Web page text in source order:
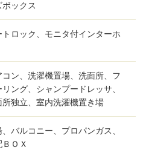
ボックス
トロック、モニタ付インターホ
コン、洗濯機置場、洗面所、フ
リング、シャンプードレッサ、
所独立、室内洗濯機置き場
、バルコニー、プロパンガス、
ＯＸ